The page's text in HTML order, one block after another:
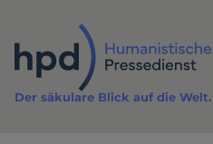
Inhalt
Der säkulare Blick auf die Welt.